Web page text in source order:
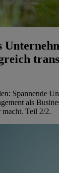
Spannende
als
macht. Teil 2/2.